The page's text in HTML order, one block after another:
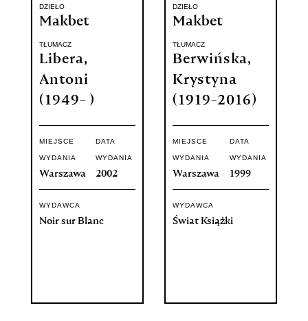
DZIEŁO
Makbet
TŁUMACZ
Libera,
Antoni
(1949- )
MIEJSCE
WYDANIA
Warszawa
DATA
WYDANIA
2002
WYDAWCA
Noir sur Blanc
DZIEŁO
Makbet
TŁUMACZ
Berwińska,
Krystyna
(1919-2016)
MIEJSCE
WYDANIA
Warszawa
DATA
WYDANIA
1999
WYDAWCA
Świat Książki